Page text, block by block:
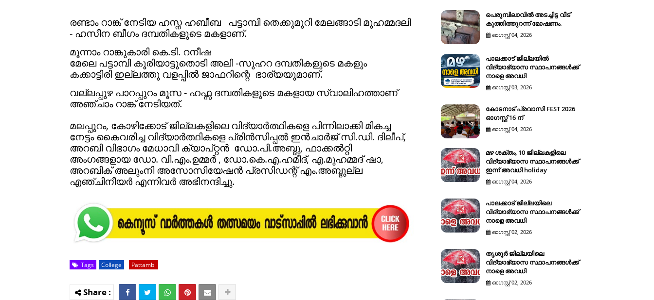
രണ്ടാം റാങ്ക് നേടിയ ഹസ്ന ഹബീബ പട്ടാമ്പി തെക്കുമുറി മേലങ്ങാടി മുഹമ്മദലി
- ഹസീന ബീഗം ദമ്പതികളുടെ മകളാണ്.
മൂന്നാം റാങ്കുകാരി കെ.ടി. റനീഷ
മേലെ പട്ടാമ്പി കൂരിയാട്ടുതൊടി അലി -സുഹറ ദമ്പതികളുടെ മകളും
കക്കാട്ടിരി ഇല്ലത്തു വളപ്പിൽ ജാഫറിന്റെ ഭാര്യയുമാണ്.
വല്ലപ്പുഴ പാറപ്പുറം മൂസ - ഹഫ്സ ദമ്പതികളുടെ മകളായ സ്വാലിഹത്താണ്
അഞ്ചാം റാങ്ക് നേടിയത്.
മലപ്പുറം, കോഴിക്കോട് ജില്ലകളിലെ വിദ്യാർത്ഥികളെ പിന്നിലാക്കി മികച്ച
നേട്ടം കൈവരിച്ച വിദ്യാർത്ഥികളെ പ്രിൻസിപ്പൽ ഇൻചാർജ് സി.ഡി. ദിലീപ്,
അറബി വിഭാഗം മേധാവി ക്യാപ്റ്റൻ ഡോ.പി.അബ്ദു, ഫാക്കൽറ്റി
അംഗങ്ങളായ ഡോ. വി.എം.ഉമ്മർ , ഡോ.കെ.എ.ഹമീദ്, എ.മുഹമ്മദ് ഷാ,
അറബിക് അലുംനി അസോസിയേഷൻ പ്രസിഡന്റ് എം.അബ്ദുല്ല
എഞ്ചിനീയർ എന്നിവർ അഭിനന്ദിച്ചു.
Tags College Pattambi
പെരുമ്പിലാവിൽ അടച്ചിട്ട വീട്
കുത്തിത്തുറന്ന് മോഷണം.
ഓഗസ്റ്റ് 04, 2026
പാലക്കാട് ജില്ലയിൽ
വിദ്യാഭ്യാസ സ്ഥാപനങ്ങൾക്ക്
നാളെ അവധി
ഓഗസ്റ്റ് 03, 2026
കോടനാട് പ്രവാസി FEST 2026
ഓഗസ്റ്റ് 16 ന്
ഓഗസ്റ്റ് 04, 2026
മഴ ശക്തം, 10 ജില്ലകളിലെ
വിദ്യാഭ്യാസ സ്ഥാപനങ്ങൾക്ക്
ഇന്ന് അവധി holiday
ഓഗസ്റ്റ് 04, 2026
പാലക്കാട് ജില്ലയിലെ
വിദ്യാഭ്യാസ സ്ഥാപനങ്ങൾക്ക്
നാളെ അവധി
ഓഗസ്റ്റ് 02, 2026
തൃശൂർ ജില്ലയിലെ
വിദ്യാഭ്യാസ സ്ഥാപനങ്ങൾക്ക്
നാളെ അവധി
ഓഗസ്റ്റ് 02, 2026